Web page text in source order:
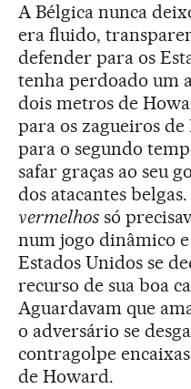
A Bélgica nunca
era fluido,
defender para os
tenha perdoado um
dois metros de
para os zagueiros
para o segundo
safar graças ao seu
dos atacantes
vermelhossó
num jogo dinâmico
Estados Unidos se
recurso de sua boa
Aguardavam que
o adversário se
contragolpe
de Howard.